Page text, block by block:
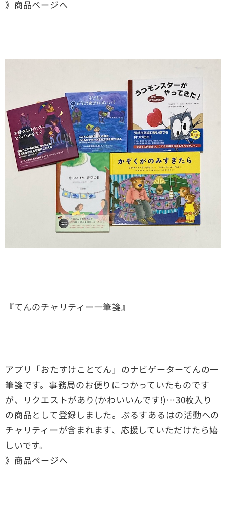
》商品ページへ
『てんのチャリティー一筆箋』
アプリ「おたすけことてん」のナビゲーターてんの一
筆箋です。事務局のお便りにつかっていたものです
が、リクエストがあり(かわいいんです!)…30枚入り
の商品として登録しました。ぷるすあるはの活動への
チャリティーが含まれます、応援していただけたら嬉
しいです。
》商品ページへ